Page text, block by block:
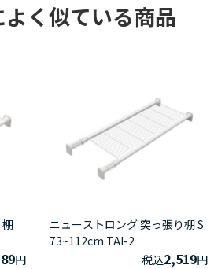
く似ている商品
円
ニューストロング 突っ張り棚 S
73~112cm TAI-2
税込2,519円